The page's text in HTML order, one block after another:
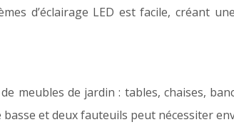
d’éclairage LED est facile, créant
meubles de jardin : tables, chaises,
et deux fauteuils peut nécessiter